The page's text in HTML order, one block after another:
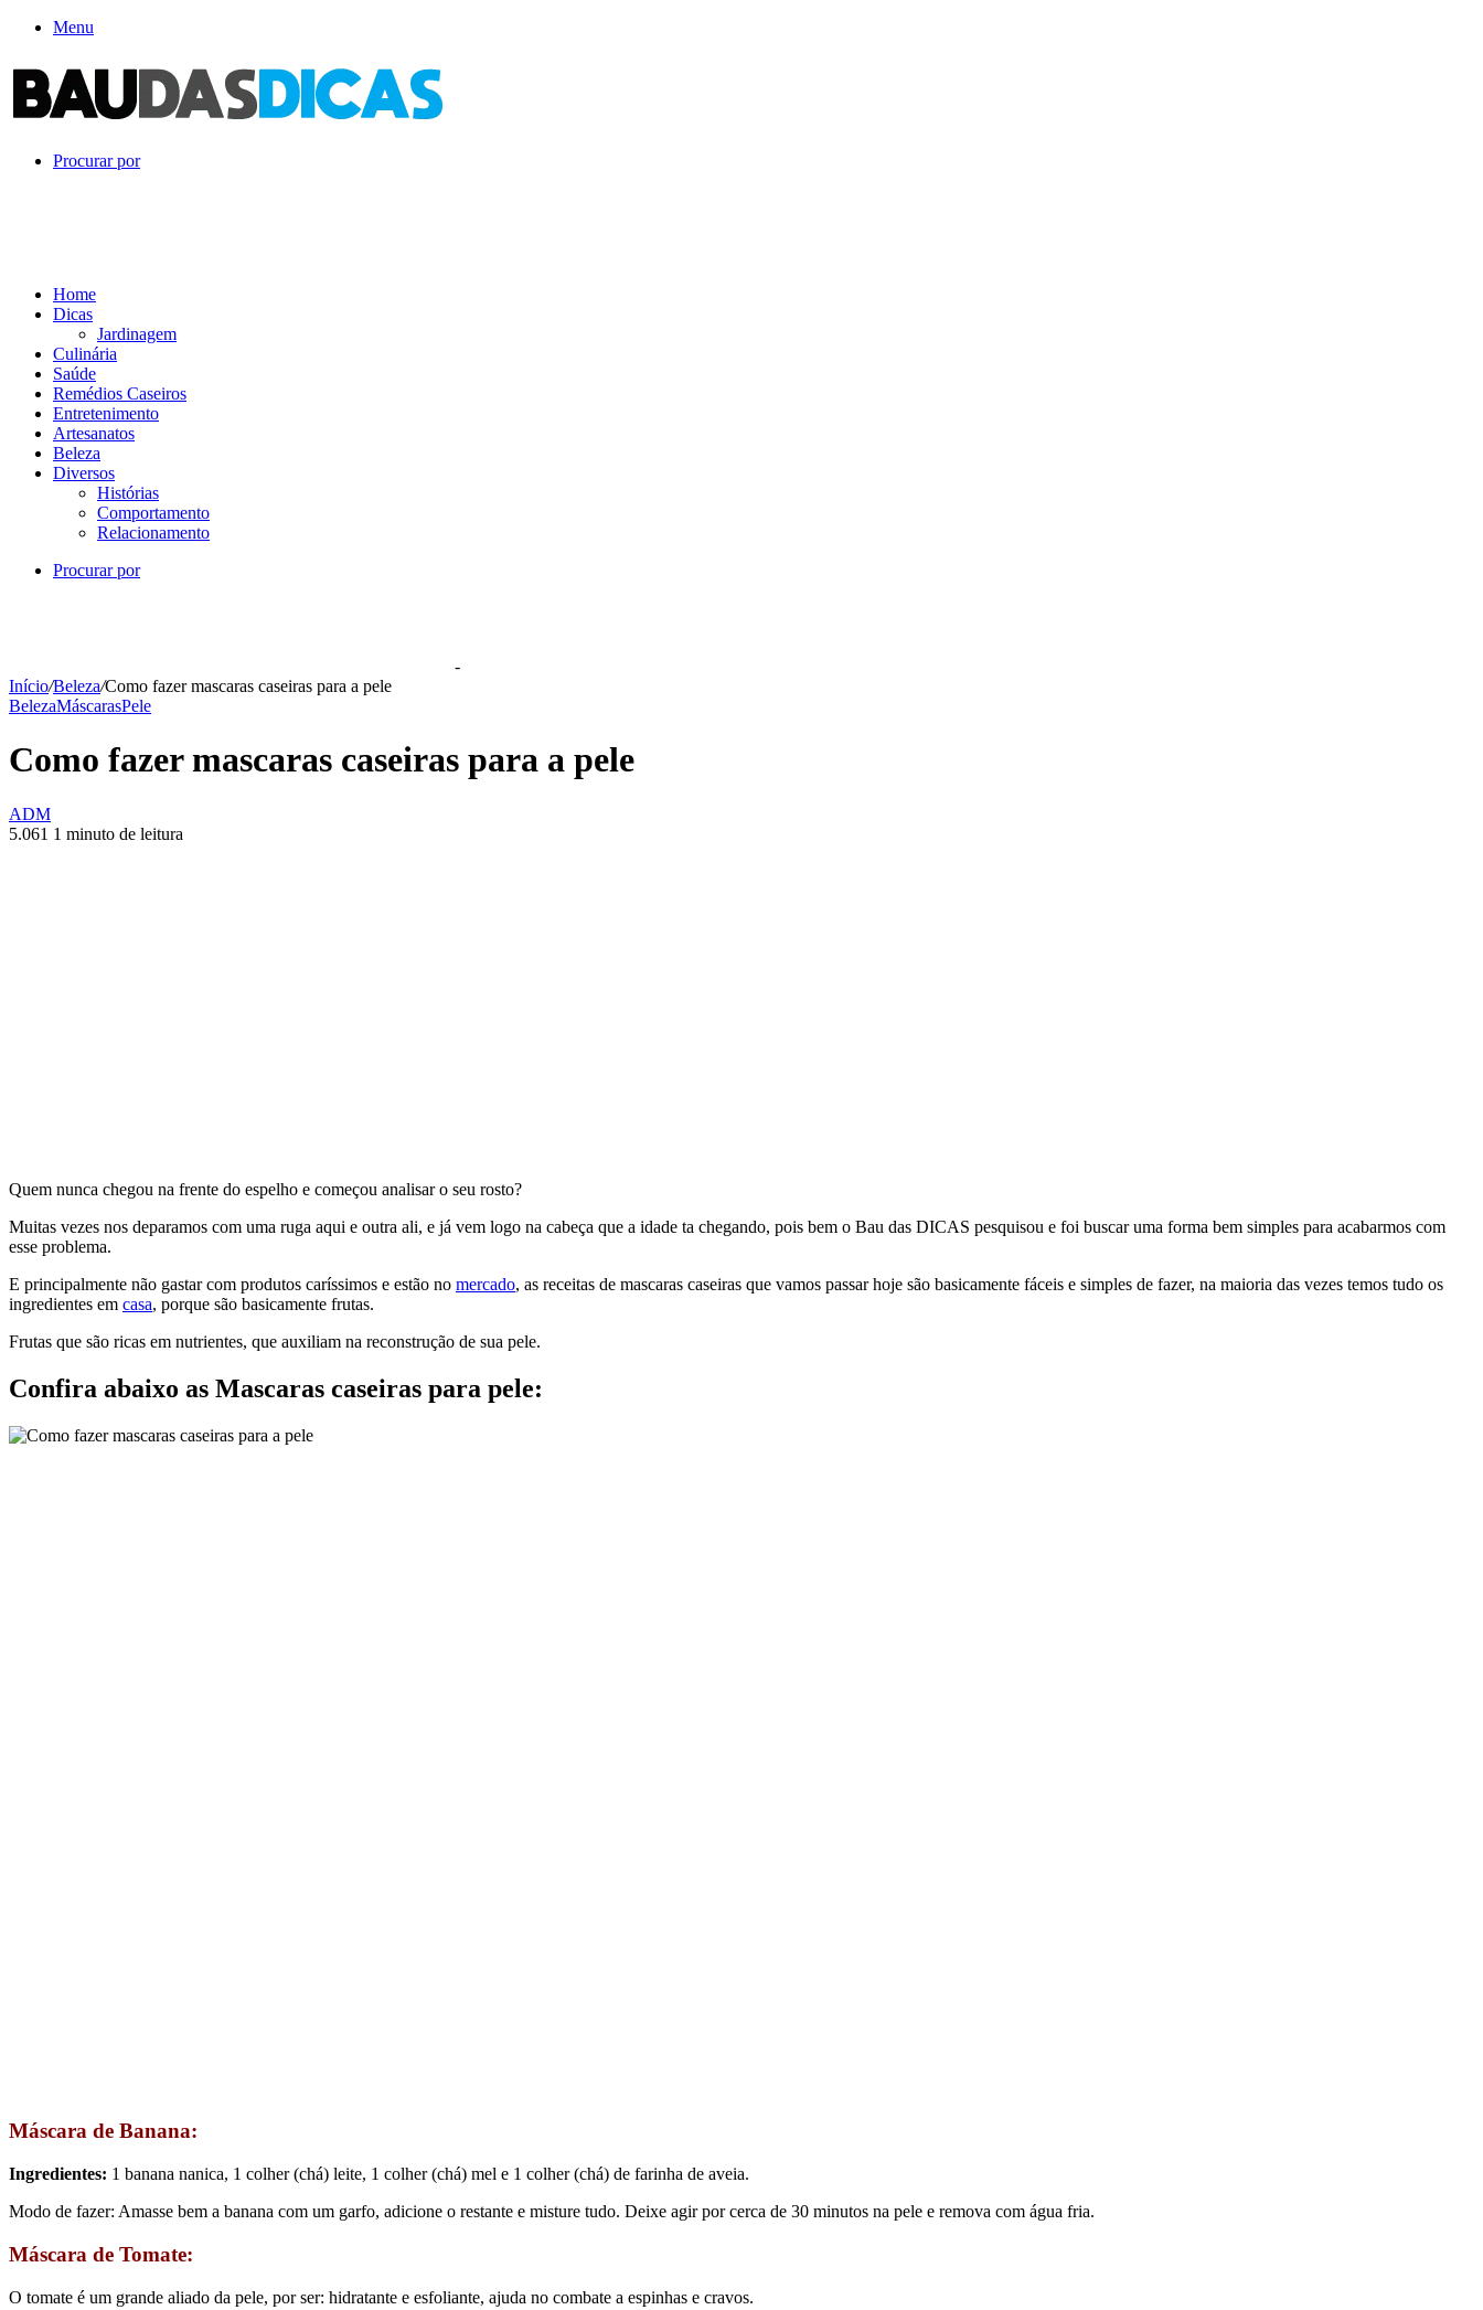
Menu
Procurar por
Home
Dicas
Jardinagem
Culinária
Saúde
Remédios Caseiros
Entretenimento
Artesanatos
Beleza
Diversos
Histórias
Comportamento
Relacionamento
Procurar por
-
Início/Beleza/Como fazer mascaras caseiras para a pele
BelezaMáscarasPele
Como fazer mascaras caseiras para a pele
ADM
5.061 1 minuto de leitura
Quem nunca chegou na frente do espelho e começou analisar o seu rosto?
Muitas vezes nos deparamos com uma ruga aqui e outra ali, e já vem logo na cabeça que a idade ta chegando, pois bem o Bau das DICAS pesquisou e foi buscar uma forma bem simples para acabarmos com
esse problema.
E principalmente não gastar com produtos caríssimos e estão no mercado, as receitas de mascaras caseiras que vamos passar hoje são basicamente fáceis e simples de fazer, na maioria das vezes temos tudo os
ingredientes em casa, porque são basicamente frutas.
Frutas que são ricas em nutrientes, que auxiliam na reconstrução de sua pele.
Confira abaixo as Mascaras caseiras para pele:
Máscara de Banana:
Ingredientes: 1 banana nanica, 1 colher (chá) leite, 1 colher (chá) mel e 1 colher (chá) de farinha de aveia.
Modo de fazer: Amasse bem a banana com um garfo, adicione o restante e misture tudo. Deixe agir por cerca de 30 minutos na pele e remova com água fria.
Máscara de Tomate:
O tomate é um grande aliado da pele, por ser: hidratante e esfoliante, ajuda no combate a espinhas e cravos.